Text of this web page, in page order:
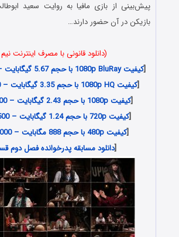
پیش‌بینی از بازی مافیا به روایت سعید
بازیکن در آن حضور دارند…
(دانلود قانونی با مصرف اینترنت
[کیفیت 1080p BluRay با حجم 5.67 گیگابایت – 20.000 تومان
[کیفیت 1080p HQ با حجم 3.35 گیگابایت – 18.000 تومان
[کیفیت 1080p با حجم 2.43 گیگابایت – 15.000 تومان
[کیفیت 720p با حجم 1.24 گیگابایت – 13.500 تومان
[کیفیت 480p با حجم 888 مگابایت – 12.000 تومان
[دانلود مسابقه پدرخوانده فصل دوم